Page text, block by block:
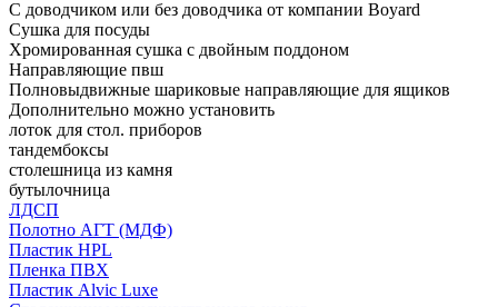
С доводчиком или без доводчика от компании Boyard
Сушка для посуды
Хромированная сушка с двойным поддоном
Направляющие пвш
Полновыдвижные шариковые направляющие для ящиков
Дополнительно можно установить
лоток для стол. приборов
тандембоксы
столешница из камня
бутылочница
ЛДСП
Полотно АГТ (МДФ)
Пластик HPL
Пленка ПВХ
Пластик Alvic Luxe